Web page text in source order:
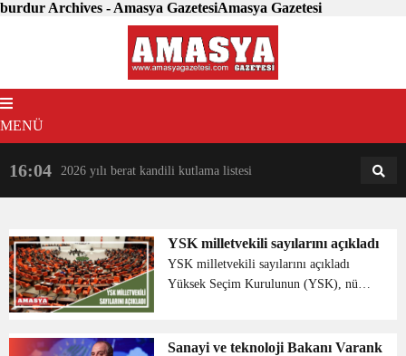
burdur Archives - Amasya GazetesiAmasya Gazetesi
MENÜ
16:04 2026 yılı berat kandili kutlama listesi 18:31
YSK milletvekili sayılarını açıkladı
YSK milletvekili sayılarını açıkladı
Yüksek Seçim Kurulunun (YSK), nüfus
YSK’nın yaptığı açıklamaya göre
Sanayi ve teknoloji Bakanı Varank